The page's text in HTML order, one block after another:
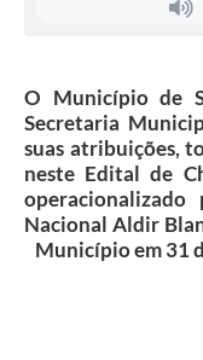
O Município de
Secretaria
suas atribuições,
neste Edital de
Nacional Aldir
Município em 31